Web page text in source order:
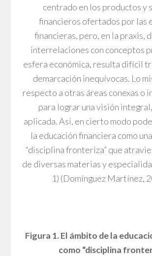
centrado en los productos y
financieros ofertados por las
financieras, pero, en la praxis,
interrelaciones con conceptos
esfera económica, resulta difícil
demarcación inequívocas. Lo
respecto a otras áreas conexas o
para lograr una visión
aplicada. Así, en cierto modo
la educación financiera como
“disciplina fronteriza” que
de diversas materias y
1) (Domínguez Martínez,
Figura 1. El ámbito de la
como “disciplina